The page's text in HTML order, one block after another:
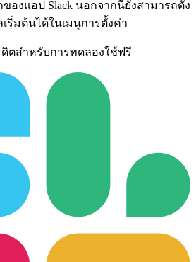
องแอป Slack นอกจากนี้ยังสามารถตั้ง
ริ่มต้นได้ในเมนูการตั้งค่า
ดิตสำหรับการทดลองใช้ฟรี